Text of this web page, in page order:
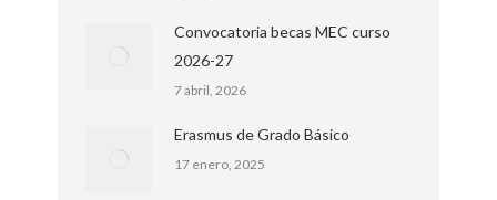
Convocatoria becas MEC curso
2026-27
7 abril, 2026
Erasmus de Grado Básico
17 enero, 2025